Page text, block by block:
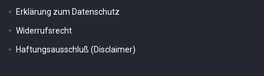
Erklärung zum Datenschutz
Widerrufsrecht
Haftungsausschluß (Disclaimer)